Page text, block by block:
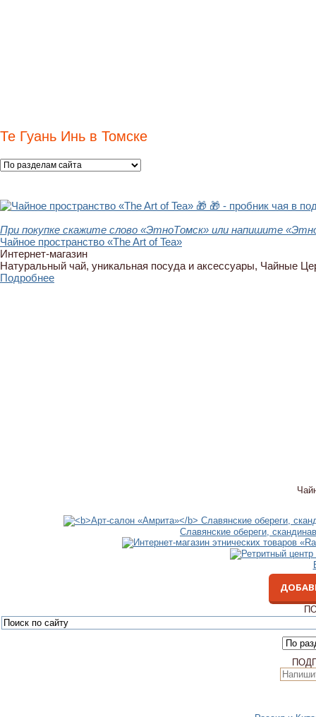
Те Гуань Инь в Томске
🎁 🎁 - пробник чая в
При покупке скажите слово «ЭтноТомск» или напишите
Чайное пространство «The Art of Tea»
Интернет-магазин
Натуральный чай, уникальная посуда и аксессуары, Чайные
Подробнее
Славянские обереги,